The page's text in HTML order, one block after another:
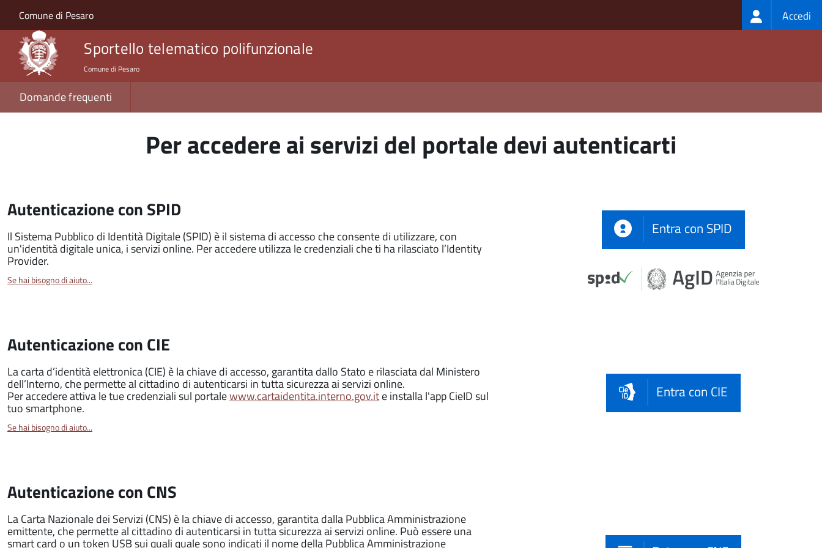
Salta al contenuto principale
Skip to site navigation
Comune di Pesaro Login
menu
Accedi
Sportello telematico polifunzionale
Comune di Pesaro
Domande frequenti
Per accedere ai servizi del portale devi autenticarti
Autenticazione con SPID
Il Sistema Pubblico di Identità Digitale (SPID) è il sistema di accesso che consente di utilizzare, con
un'identità digitale unica, i servizi online. Per accedere utilizza le credenziali che ti ha rilasciato l’Identity
Provider.
Se hai bisogno di aiuto...
Entra con SPID
Autenticazione con CIE
La carta d’identità elettronica (CIE) è la chiave di accesso, garantita dallo Stato e rilasciata dal Ministero
dell’Interno, che permette al cittadino di autenticarsi in tutta sicurezza ai servizi online.
Per accedere attiva le tue credenziali sul portalewww.cartaidentita.interno.gov.ite installa l'app CieID sul
tuo smartphone.
Se hai bisogno di aiuto...
Entra con CIE
Autenticazione con CNS
La Carta Nazionale dei Servizi (CNS) è la chiave di accesso, garantita dalla Pubblica Amministrazione
emittente, che permette al cittadino di autenticarsi in tutta sicurezza ai servizi online. Può essere una
smart card o un token USB sui quali quale sono indicati il nome della Pubblica Amministrazione